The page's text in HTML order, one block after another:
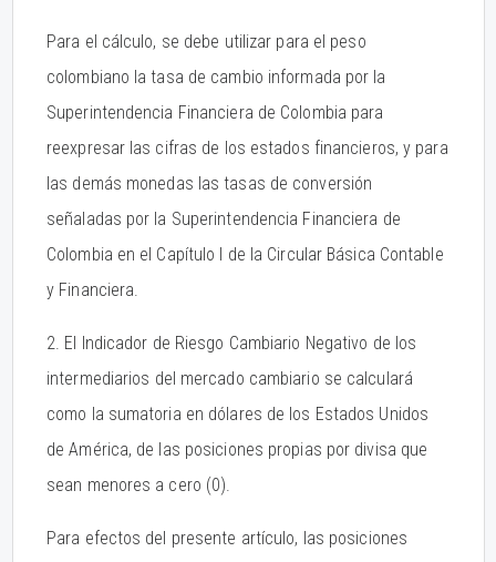
Para el cálculo, se debe utilizar para el peso
colombiano la tasa de cambio informada por la
Superintendencia Financiera de Colombia para
reexpresar las cifras de los estados financieros, y para
las demás monedas las tasas de conversión
señaladas por la Superintendencia Financiera de
Colombia en el Capítulo I de la Circular Básica Contable
y Financiera.
2. El Indicador de Riesgo Cambiario Negativo de los
intermediarios del mercado cambiario se calculará
como la sumatoria en dólares de los Estados Unidos
de América, de las posiciones propias por divisa que
sean menores a cero (0).
Para efectos del presente artículo, las posiciones